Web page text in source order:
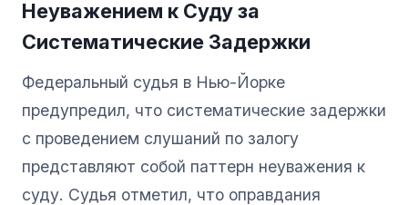
Неуважением к Суду за
Систематические Задержки
Федеральный судья в Нью-Йорке
предупредил, что систематические задержки
с проведением слушаний по залогу
представляют собой паттерн неуважения к
суду. Судья отметил, что оправдания